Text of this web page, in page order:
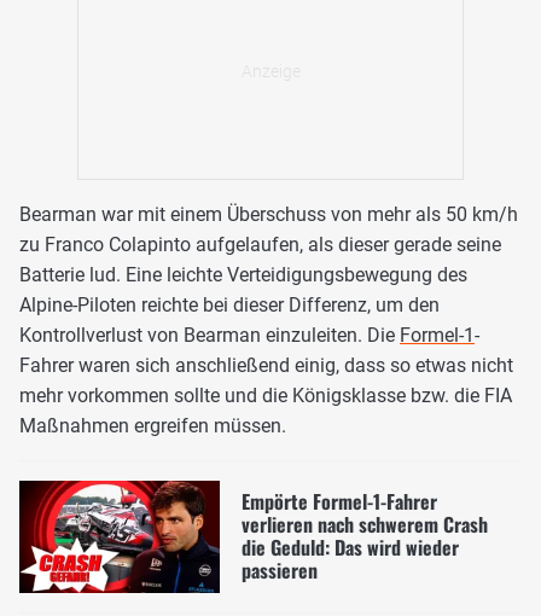
Bearman war mit einem Überschuss von mehr als 50 km/h
zu Franco Colapinto aufgelaufen, als dieser gerade seine
Batterie lud. Eine leichte Verteidigungsbewegung des
Alpine-Piloten reichte bei dieser Differenz, um den
Kontrollverlust von Bearman einzuleiten. Die Formel-1-
Fahrer waren sich anschließend einig, dass so etwas nicht
mehr vorkommen sollte und die Königsklasse bzw. die FIA
Maßnahmen ergreifen müssen.
Empörte Formel-1-Fahrer
verlieren nach schwerem Crash
die Geduld: Das wird wieder
passieren